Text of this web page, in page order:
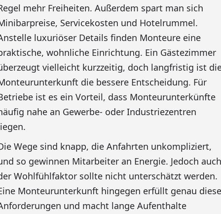
mehr Freiheiten. Außerdem spart man sich
Servicekosten und Hotelrummel.
luxuriöser Details finden Monteure eine
wohnliche Einrichtung. Ein Gästezimmer
vielleicht kurzzeitig, doch langfristig ist
die bessere Entscheidung. Für
ist es ein Vorteil, dass Monteurunterkünfte
nahe an Gewerbe- oder Industriezentren
Wege sind knapp, die Anfahrten unkompliziert,
so gewinnen Mitarbeiter an Energie. Jedoch auch
Wohlfühlfaktor sollte nicht unterschätzt werden.
Monteurunterkunft hingegen erfüllt genau diese
und macht lange Aufenthalte